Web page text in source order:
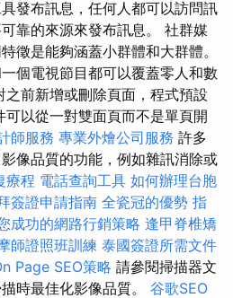
發布訊息，任何人都可以訪問訊
靠的來源來發布訊息。 社群媒
徵是能夠涵蓋小群體和大群體。
個電視節目都可以覆蓋零人和數
前新增或刪除頁面，程式預設
以從一對雙面頁而不是單頁開
師服務 專業外燴公司服務 許多
像品質的功能，例如雜訊消除或
療程 電話查詢工具 如何辦理台胞
簽證申請指南 全瓷冠的優勢 指
成功的網路行銷策略 逢甲脊椎矯
師證照班訓練 泰國簽證所需文件
Page SEO策略 請參閱掃描器文
時最佳化影像品質。 谷歌SEO